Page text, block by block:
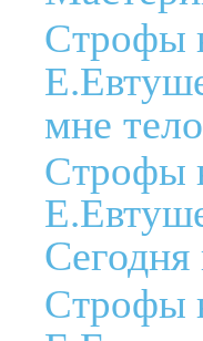
Строфы
мне
Строфы
Строфы